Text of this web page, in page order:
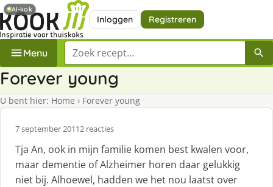
Inloggen Registreren
Menu Zoek een recept
Forever young
U bent hier: Home › Forever young
7 september 20112 reacties
Tja An, ook in mijn familie komen best kwalen voor,
maar dementie of Alzheimer horen daar gelukkig
niet bij. Alhoewel, hadden we het nou laatst over
AI-kok